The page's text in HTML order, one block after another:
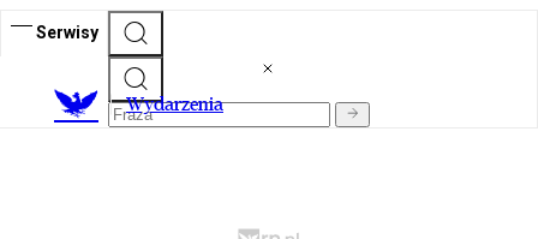
Serwisy
Wydarzenia